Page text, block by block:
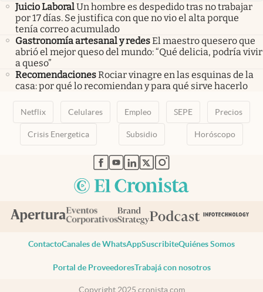
Juicio LaboralUn hombre es despedido tras no trabajar
por 17 días. Se justifica con que no vio el alta porque
tenía correo acumulado
Gastronomía artesanal y redesEl maestro quesero que
abrió el mejor queso del mundo: “Qué delicia, podría vivir
a queso”
RecomendacionesRociar vinagre en las esquinas de la
casa: por qué lo recomiendan y para qué sirve hacerlo
Netflix Celulares Empleo SEPE Precios
Crisis Energetica Subsidio Horóscopo
abre en nueva pestaña
abre en nueva pestaña
abre en nueva pestaña
abre en nueva pestaña
abre en nueva pestaña
ContactoCanales de WhatsAppSuscribiteQuiénes Somos
Portal de ProveedoresTrabajá con nosotros
Copyright 2025 cronista.com